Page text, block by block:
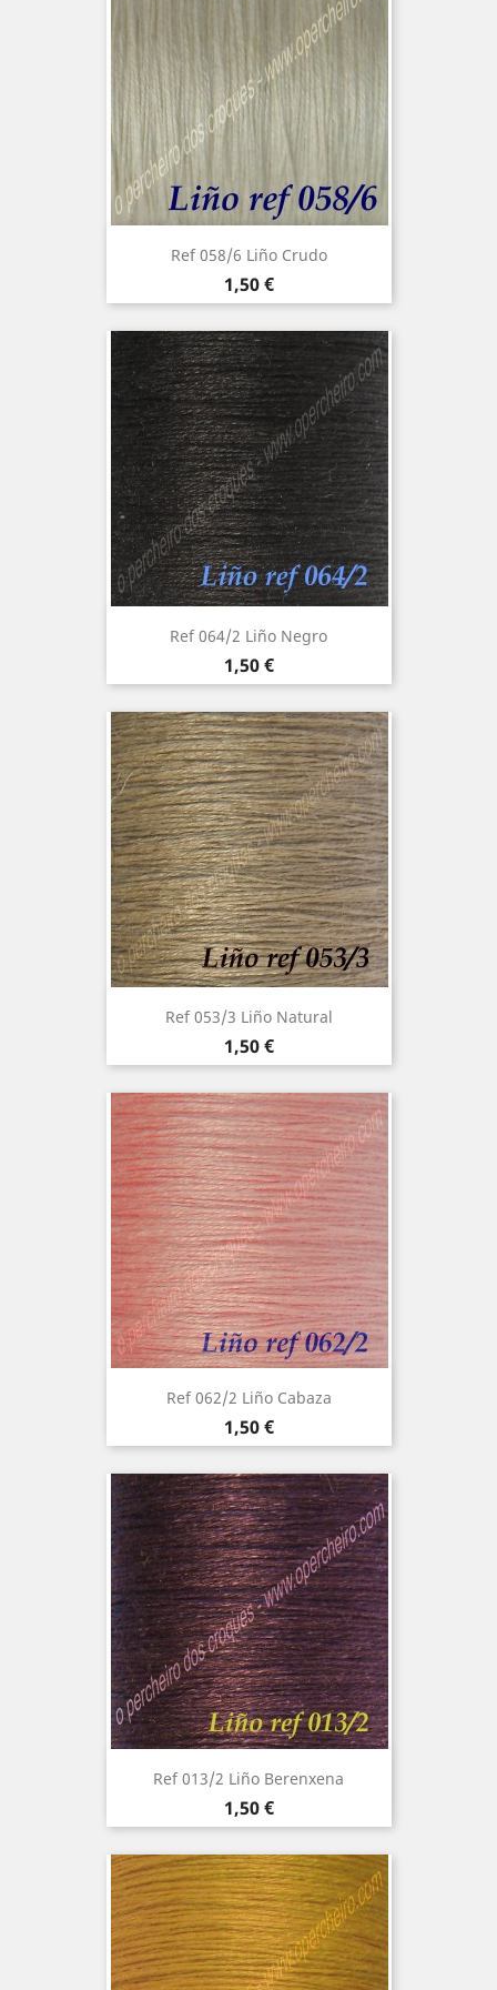
Ref 058/6 Liño Crudo
Precio
1,50 €
Ref 064/2 Liño Negro
Precio
1,50 €
Ref 053/3 Liño Natural
Precio
1,50 €
Ref 062/2 Liño Cabaza
Precio
1,50 €
Ref 013/2 Liño Berenxena
Precio
1,50 €